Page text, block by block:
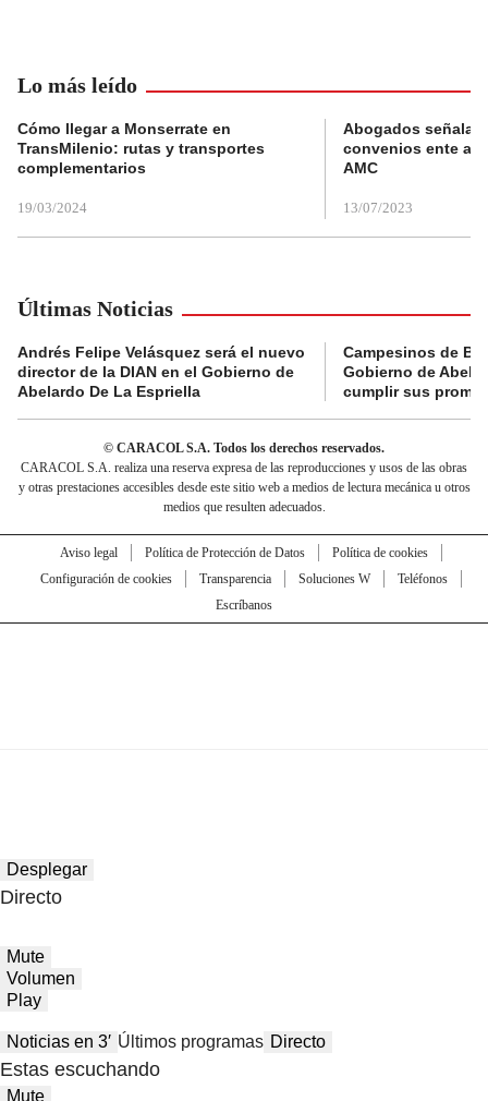
Lo más leído
Cómo llegar a Monserrate en
TransMilenio: rutas y transportes
complementarios
19/03/2024
Abogados
convenios ente
AMC
13/07/2023
Últimas Noticias
Andrés Felipe Velásquez será el nuevo
director de la DIAN en el Gobierno de
Abelardo De La Espriella
Campesinos de
Gobierno de
cumplir sus
© CARACOL S.A. Todos los derechos reservados.
CARACOL S.A. realiza una reserva expresa de las reproducciones y usos de las obras
y otras prestaciones accesibles desde este sitio web a medios de lectura mecánica u otros
medios que resulten adecuados.
Aviso legal Política de Protección de Datos
Política de cookies
Configuración de cookies
Transparencia Soluciones W
Teléfonos
Escríbanos
Desplegar
Directo
Mute
Volumen
Play
Noticias en 3′ Últimos programas Directo
Estas escuchando
Mute